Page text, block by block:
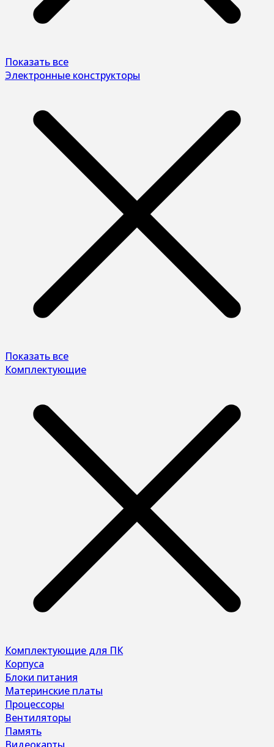
Показать все
Электронные конструкторы
Показать все
Комплектующие
Комплектующие для ПК
Корпуса
Блоки питания
Материнские платы
Процессоры
Вентиляторы
Память